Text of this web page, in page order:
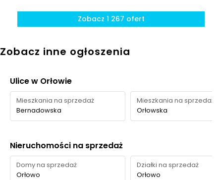
Zobacz 1 267 ofert
Zobacz inne ogłoszenia
Ulice w Orłowie
Mieszkania na sprzedaż
Bernadowska
Mieszkania na sprzedaż
Orłowska
Nieruchomości na sprzedaż
Domy na sprzedaż
Orłowo
Działki na sprzedaż
Orłowo